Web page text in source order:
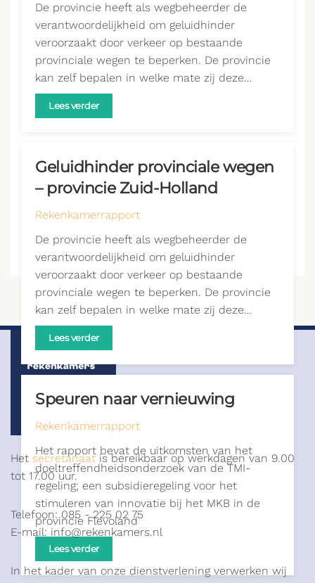
De provincie heeft als wegbeheerder de
verantwoordelijkheid om geluidhinder
veroorzaakt door verkeer op bestaande
provinciale wegen te beperken. De provincie
kan zelf bepalen in welke mate zij deze…
Lees verder
Geluidhinder provinciale wegen
– provincie Zuid-Holland
Rekenkamerrapport
De provincie heeft als wegbeheerder de
verantwoordelijkheid om geluidhinder
veroorzaakt door verkeer op bestaande
provinciale wegen te beperken. De provincie
kan zelf bepalen in welke mate zij deze…
Lees verder
Speuren naar vernieuwing
Rekenkamerrapport
Het rapport bevat de uitkomsten van het
doeltreffendheidsonderzoek van de TMI-
regeling; een subsidieregeling voor het
stimuleren van innovatie bij het MKB in de
provincie Flevoland
Lees verder
Het secretariaatis bereikbaar op werkdagen van 9.00
tot 17.00 uur.
Telefoon: 085 - 225 02 75
E-mail: info@rekenkamers.nl
In het kader van onze dienstverlening verwerken wij